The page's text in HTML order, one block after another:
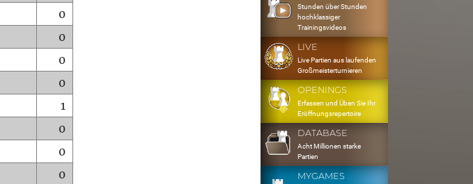
0
0
0
0
1
0
0
0
Stunden über Stunden
hochklassiger
Trainingsvideos
LIVE
Live Partien aus laufenden
Großmeisterturnieren
OPENINGS
Erfassen und Üben Sie Ihr
Eröffnungsrepertoire
DATABASE
Acht Millionen starke
Partien
MYGAMES